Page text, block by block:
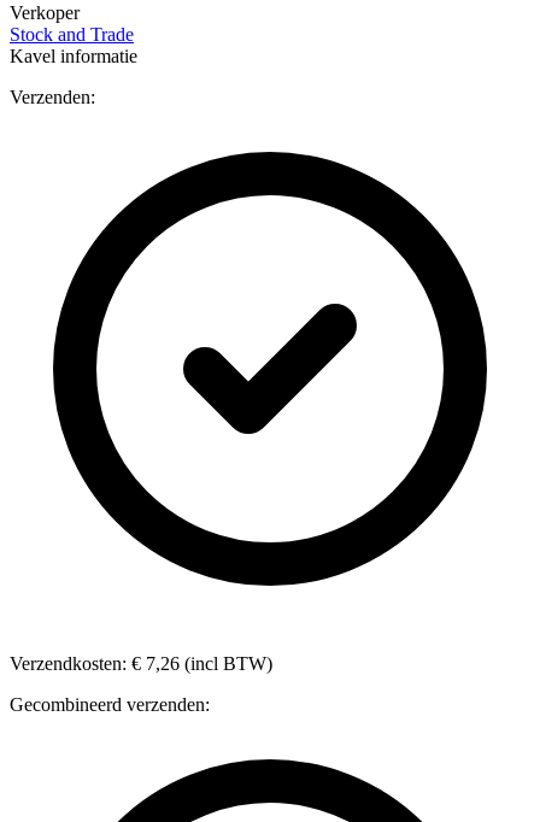
Verkoper
Stock and Trade
Kavel informatie
Verzenden:
Verzendkosten: € 7,26 (incl BTW)
Gecombineerd verzenden: